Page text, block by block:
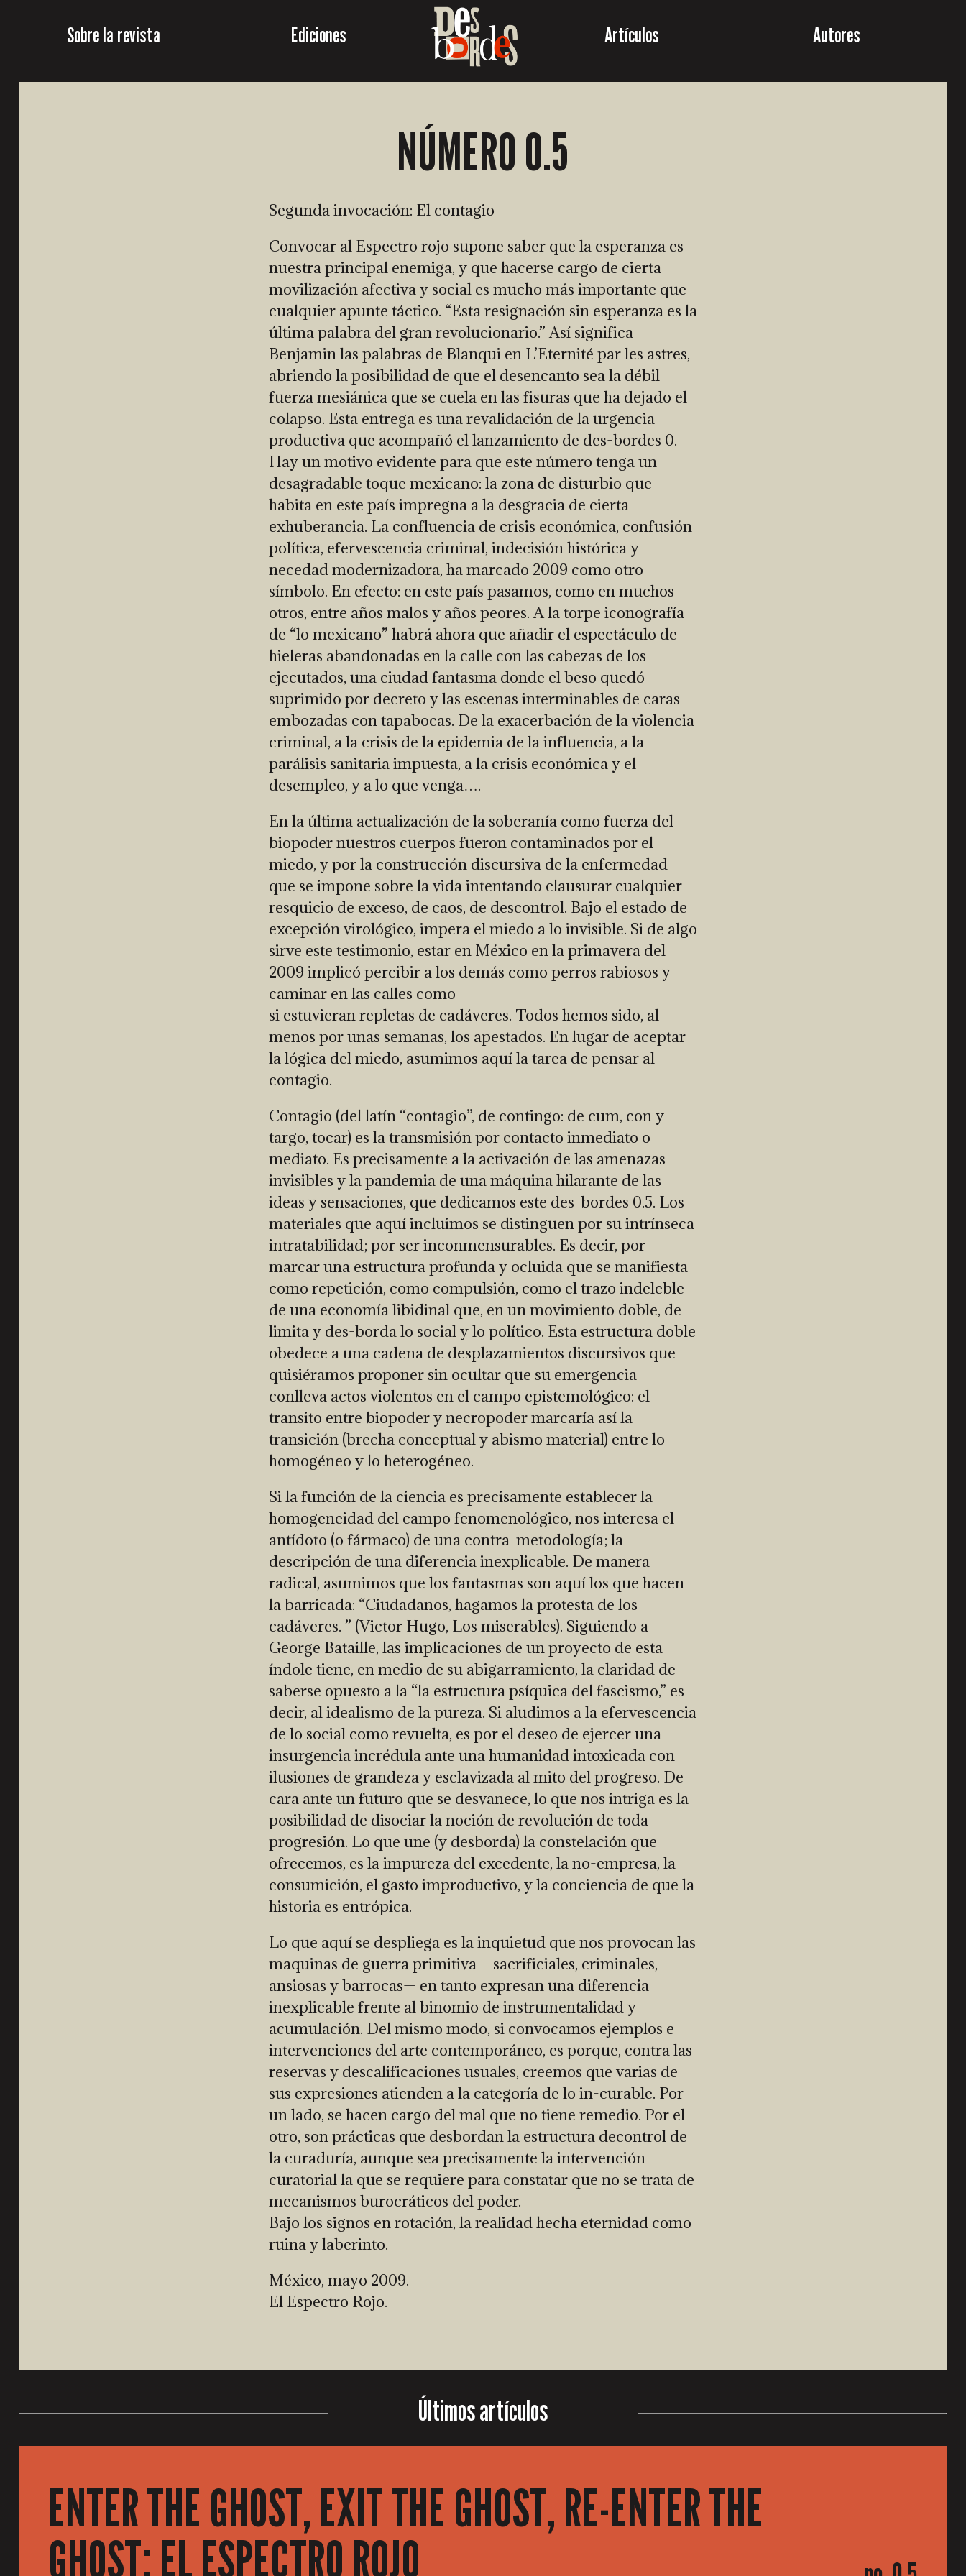
Sobre la revista Ediciones Artículos Autores
NÚMERO 0.5
Segunda invocación: El contagio
Convocar al Espectro rojo supone saber que la esperanza es
nuestra principal enemiga, y que hacerse cargo de cierta
movilización afectiva y social es mucho más importante que
cualquier apunte táctico. “Esta resignación sin esperanza es la
última palabra del gran revolucionario.” Así significa
Benjamin las palabras de Blanqui en L’Eternité par les astres,
abriendo la posibilidad de que el desencanto sea la débil
fuerza mesiánica que se cuela en las fisuras que ha dejado el
colapso. Esta entrega es una revalidación de la urgencia
productiva que acompañó el lanzamiento de des-bordes 0.
Hay un motivo evidente para que este número tenga un
desagradable toque mexicano: la zona de disturbio que
habita en este país impregna a la desgracia de cierta
exhuberancia. La confluencia de crisis económica, confusión
política, efervescencia criminal, indecisión histórica y
necedad modernizadora, ha marcado 2009 como otro
símbolo. En efecto: en este país pasamos, como en muchos
otros, entre años malos y años peores. A la torpe iconografía
de “lo mexicano” habrá ahora que añadir el espectáculo de
hieleras abandonadas en la calle con las cabezas de los
ejecutados, una ciudad fantasma donde el beso quedó
suprimido por decreto y las escenas interminables de caras
embozadas con tapabocas. De la exacerbación de la violencia
criminal, a la crisis de la epidemia de la influencia, a la
parálisis sanitaria impuesta, a la crisis económica y el
desempleo, y a lo que venga….
En la última actualización de la soberanía como fuerza del
biopoder nuestros cuerpos fueron contaminados por el
miedo, y por la construcción discursiva de la enfermedad
que se impone sobre la vida intentando clausurar cualquier
resquicio de exceso, de caos, de descontrol. Bajo el estado de
excepción virológico, impera el miedo a lo invisible. Si de algo
sirve este testimonio, estar en México en la primavera del
2009 implicó percibir a los demás como perros rabiosos y
caminar en las calles como
si estuvieran repletas de cadáveres. Todos hemos sido, al
menos por unas semanas, los apestados. En lugar de aceptar
la lógica del miedo, asumimos aquí la tarea de pensar al
contagio.
Contagio (del latín “contagio”, de contingo: de cum, con y
targo, tocar) es la transmisión por contacto inmediato o
mediato. Es precisamente a la activación de las amenazas
invisibles y la pandemia de una máquina hilarante de las
ideas y sensaciones, que dedicamos este des-bordes 0.5. Los
materiales que aquí incluimos se distinguen por su intrínseca
intratabilidad; por ser inconmensurables. Es decir, por
marcar una estructura profunda y ocluida que se manifiesta
como repetición, como compulsión, como el trazo indeleble
de una economía libidinal que, en un movimiento doble, de-
limita y des-borda lo social y lo político. Esta estructura doble
obedece a una cadena de desplazamientos discursivos que
quisiéramos proponer sin ocultar que su emergencia
conlleva actos violentos en el campo epistemológico: el
transito entre biopoder y necropoder marcaría así la
transición (brecha conceptual y abismo material) entre lo
homogéneo y lo heterogéneo.
Si la función de la ciencia es precisamente establecer la
homogeneidad del campo fenomenológico, nos interesa el
antídoto (o fármaco) de una contra-metodología; la
descripción de una diferencia inexplicable. De manera
radical, asumimos que los fantasmas son aquí los que hacen
la barricada: “Ciudadanos, hagamos la protesta de los
cadáveres. ” (Victor Hugo, Los miserables). Siguiendo a
George Bataille, las implicaciones de un proyecto de esta
índole tiene, en medio de su abigarramiento, la claridad de
saberse opuesto a la “la estructura psíquica del fascismo,” es
decir, al idealismo de la pureza. Si aludimos a la efervescencia
de lo social como revuelta, es por el deseo de ejercer una
insurgencia incrédula ante una humanidad intoxicada con
ilusiones de grandeza y esclavizada al mito del progreso. De
cara ante un futuro que se desvanece, lo que nos intriga es la
posibilidad de disociar la noción de revolución de toda
progresión. Lo que une (y desborda) la constelación que
ofrecemos, es la impureza del excedente, la no-empresa, la
consumición, el gasto improductivo, y la conciencia de que la
historia es entrópica.
Lo que aquí se despliega es la inquietud que nos provocan las
maquinas de guerra primitiva —sacrificiales, criminales,
ansiosas y barrocas— en tanto expresan una diferencia
inexplicable frente al binomio de instrumentalidad y
acumulación. Del mismo modo, si convocamos ejemplos e
intervenciones del arte contemporáneo, es porque, contra las
reservas y descalificaciones usuales, creemos que varias de
sus expresiones atienden a la categoría de lo in-curable. Por
un lado, se hacen cargo del mal que no tiene remedio. Por el
otro, son prácticas que desbordan la estructura decontrol de
la curaduría, aunque sea precisamente la intervención
curatorial la que se requiere para constatar que no se trata de
mecanismos burocráticos del poder.
Bajo los signos en rotación, la realidad hecha eternidad como
ruina y laberinto.
México, mayo 2009.
El Espectro Rojo.
Últimos artículos
ENTER THE GHOST, EXIT THE GHOST, RE-ENTER THE
GHOST: EL ESPECTRO ROJO